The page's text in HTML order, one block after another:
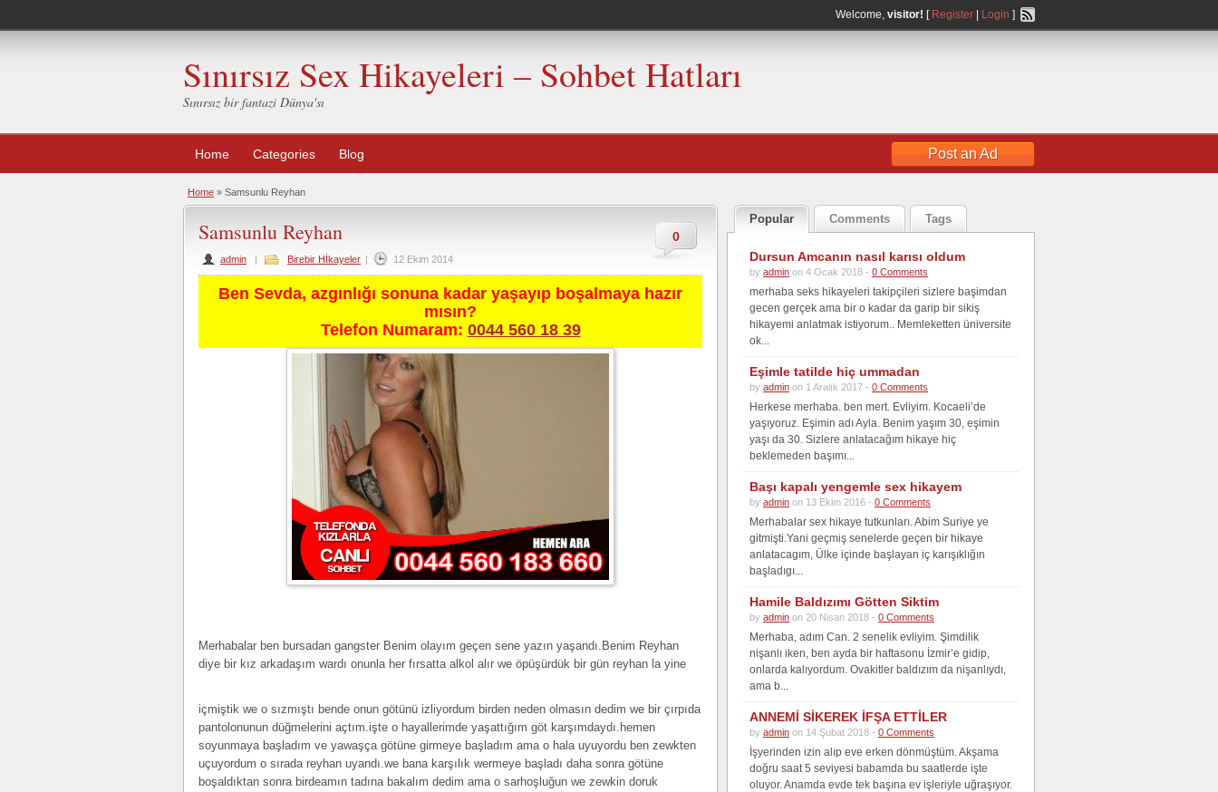
Welcome, visitor! [ Register Login ]
Sınırsız Sex Hikayeleri – Sohbet Hatları
Sınırsız bir fantazi Dünya'sı
Home Categories Blog Post an Ad
Home » Samsunlu Reyhan
0
Samsunlu Reyhan
admin | Birebir Hİkayeler | 12 Ekim 2014
Ben Sevda, azgınlığı sonuna kadar yaşayıp boşalmaya hazır
mısın?
Telefon Numaram: 0044 560 18 39
Merhabalar ben bursadan gangster Benim olayım geçen sene yazın yaşandı.Benim Reyhan
diye bir kız arkadaşım wardı onunla her fırsatta alkol alır we öpüşürdük bir gün reyhan la yine
içmiştik we o sızmıştı bende onun götünü izliyordum birden neden olmasın dedim we bir çırpıda
pantolonunun düğmelerini açtım.işte o hayallerimde yaşattığım göt karşımdaydı.hemen
soyunmaya başladım ve yawaşça götüne girmeye başladım ama o hala uyuyordu ben zewkten
uçuyordum o sırada reyhan uyandı.we bana karşılık wermeye başladı daha sonra götüne
boşaldıktan sonra birdeamın tadına bakalım dedim ama o sarhoşluğun we zewkin doruk
Popular Comments Tags
Dursun Amcanın nasıl karısı oldum
by admin on 4 Ocak 2018 - 0 Comments
merhaba seks hikayeleri takipçileri sizlere başimdan
gecen gerçek ama bir o kadar da garip bir sikiş
hikayemi anlatmak istiyorum.. Memleketten üniversite
ok...
Eşimle tatilde hiç ummadan
by admin on 1 Aralık 2017 - 0 Comments
Herkese merhaba. ben mert. Evliyim. Kocaeli’de
yaşıyoruz. Eşimin adı Ayla. Benim yaşım 30, eşimin
yaşı da 30. Sizlere anlatacağım hikaye hiç
beklemeden başımı...
Başı kapalı yengemle sex hikayem
by admin on 13 Ekim 2016 - 0 Comments
Merhabalar sex hikaye tutkunları. Abim Suriye ye
gitmişti.Yani geçmiş senelerde geçen bir hikaye
anlatacagım, Ülke içinde başlayan iç karışıklığın
başladıgı...
Hamile Baldızımı Götten Siktim
by admin on 20 Nisan 2018 - 0 Comments
Merhaba, adım Can. 2 senelik evliyim. Şimdilik
nişanlı iken, ben ayda bir haftasonu İzmir’e gidip,
onlarda kalıyordum. Ovakitler baldızım da nişanlıydı,
ama b...
ANNEMİ SİKEREK İFŞA ETTİLER
by admin on 14 Şubat 2018 - 0 Comments
İşyerinden izin alıp eve erken dönmüştüm. Akşama
doğru saat 5 seviyesi babamda bu saatlerde işte
oluyor. Anamda evde tek başına ev işleriyle uğraşıyor.